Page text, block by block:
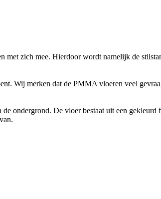
zich mee. Hierdoor wordt namelijk de
Wij merken dat de PMMA vloeren veel
ondergrond. De vloer bestaat uit een gekleurd